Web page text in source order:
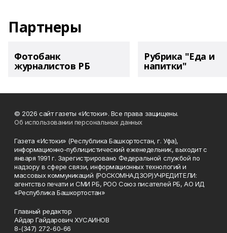
Партнеры
Фотобанк
журналистов РБ
Рубрика "Еда и
напитки"
© 2026 сайт газеты «Истоки». Все права защищены.
Об использовании персональных данных
Газета «Истоки» (Республика Башкортостан, г. Уфа),
информационно-публицистический еженедельник, выходит с
января 1991 г. Зарегистрировано Федеральной службой по
надзору в сфере связи, информационных технологий и
массовых коммуникаций (РОСКОМНАДЗОР)УЧРЕДИТЕЛИ:
агентство печати и СМИ РБ, РОО Союз писателей РБ, АО ИД
«Республика Башкортостан»
Главный редактор
Айдар Гайдарович ХУСАИНОВ
8-(347) 272-60-66